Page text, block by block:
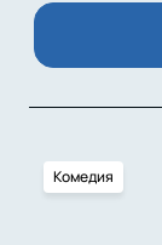
Комедия